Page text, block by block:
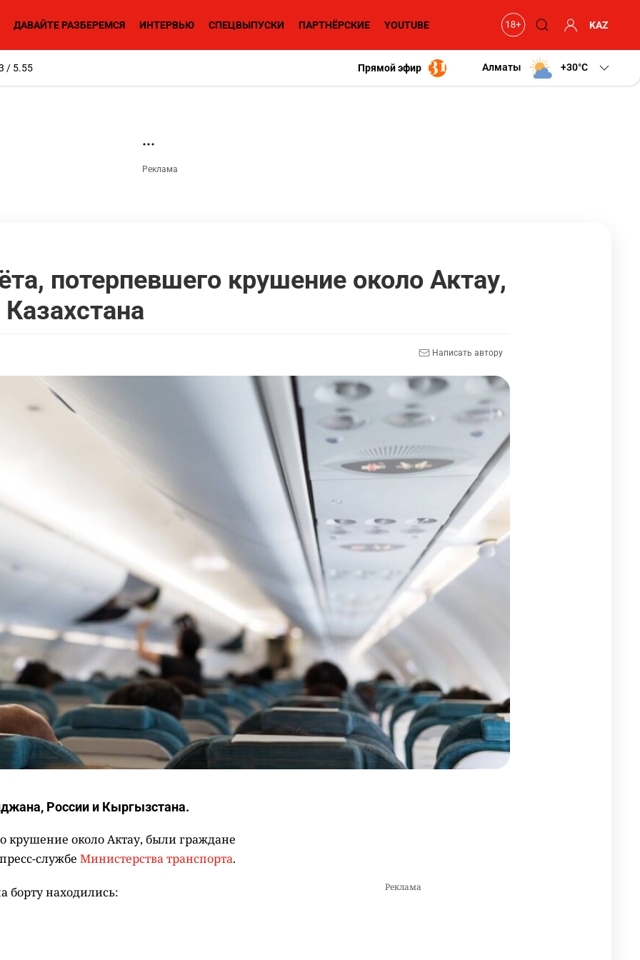
ДАВАЙТЕ РАЗБЕРЕМСЯ ИНТЕРВЬЮ СПЕЦВЫПУСКИ ПАРТНЁРСКИЕ YOUTUBE KAZ
/ 5.55 Прямой эфир Алматы +30 C
потерпевшего крушение около Актау,
Написать автору
России и Кыргызстана.
крушение около Актау, были граждане
службе Министерства транспорта.
находились: